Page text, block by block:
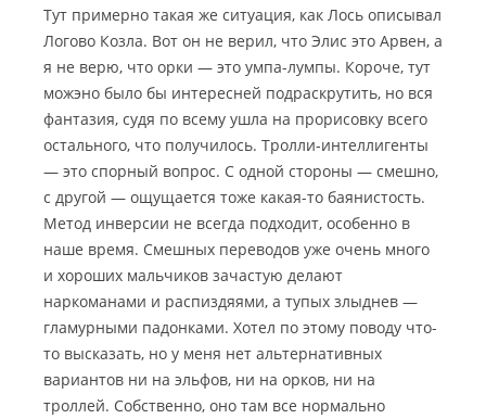
Тут примерно такая же ситуация, как Лось описывал
Логово Козла. Вот он не верил, что Элис это Арвен, а
я не верю, что орки — это умпа-лумпы. Короче, тут
можэно было бы интересней подраскрутить, но вся
фантазия, судя по всему ушла на прорисовку всего
остального, что получилось. Тролли-интеллигенты
— это спорный вопрос. С одной стороны — смешно,
с другой — ощущается тоже какая-то баянистость.
Метод инверсии не всегда подходит, особенно в
наше время. Смешных переводов уже очень много
и хороших мальчиков зачастую делают
наркоманами и распиздяями, а тупых злыднев —
гламурными падонками. Хотел по этому поводу что-
то высказать, но у меня нет альтернативных
вариантов ни на эльфов, ни на орков, ни на
троллей. Собственно, оно там все нормально